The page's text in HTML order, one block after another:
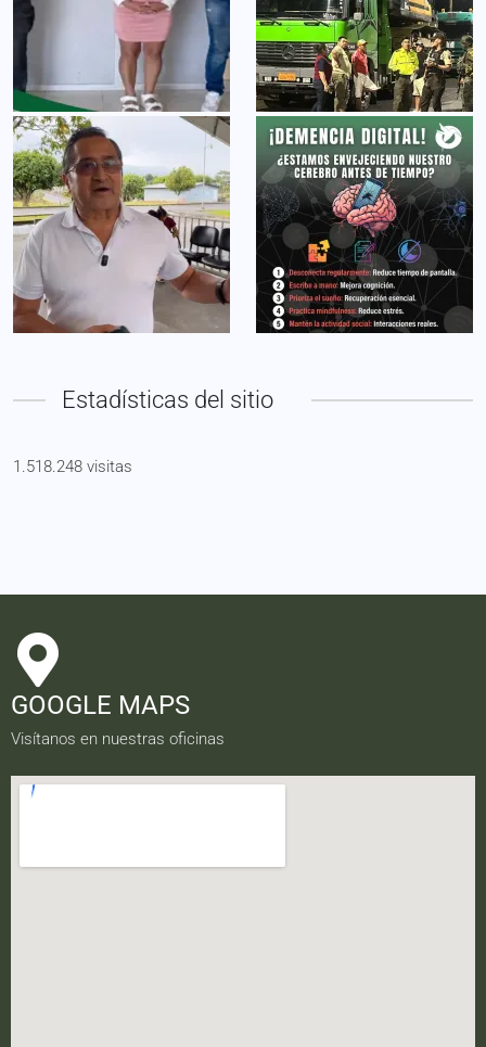
Estadísticas del sitio
1.518.248 visitas
GOOGLE MAPS
Visítanos en nuestras oficinas